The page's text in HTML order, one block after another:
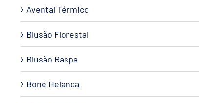
Avental Térmico
Blusão Florestal
Blusão Raspa
Boné Helanca